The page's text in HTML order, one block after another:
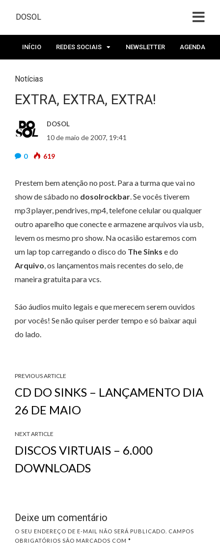
DOSOL
INÍCIO REDES SOCIAIS NEWSLETTER AGENDA
Notícias
EXTRA, EXTRA, EXTRA!
DOSOL
10 de maio de 2007, 19:41
0 619
Prestem bem atenção no post. Para a turma que vai no
show de sábado no dosolrockbar. Se vocês tiverem
mp3 player, pendrives, mp4, telefone celular ou qualquer
outro aparelho que conecte e armazene arquivos via usb,
levem os mesmo pro show. Na ocasião estaremos com
um lap top carregando o disco do The Sinks e do
Arquivo, os lançamentos mais recentes do selo, de
maneira gratuita para vcs.
Sáo áudios muito legais e que merecem serem ouvidos
por vocês! Se não quiser perder tempo e só baixar aqui
do lado.
PREVIOUS ARTICLE
CD DO SINKS – LANÇAMENTO DIA
26 DE MAIO
NEXT ARTICLE
DISCOS VIRTUAIS – 6.000
DOWNLOADS
Deixe um comentário
O SEU ENDEREÇO DE E-MAIL NÃO SERÁ PUBLICADO.
CAMPOS
OBRIGATÓRIOS SÃO MARCADOS COM *